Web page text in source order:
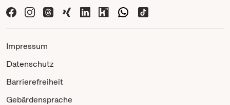
Impressum
Datenschutz
Barrierefreiheit
Gebärdensprache